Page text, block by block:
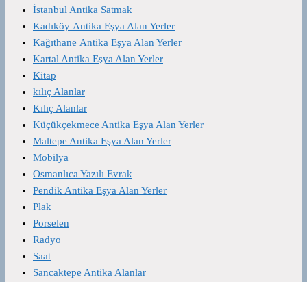
İstanbul Antika Satmak
Kadıköy Antika Eşya Alan Yerler
Kağıthane Antika Eşya Alan Yerler
Kartal Antika Eşya Alan Yerler
Kitap
kılıç Alanlar
Kılıç Alanlar
Küçükçekmece Antika Eşya Alan Yerler
Maltepe Antika Eşya Alan Yerler
Mobilya
Osmanlıca Yazılı Evrak
Pendik Antika Eşya Alan Yerler
Plak
Porselen
Radyo
Saat
Sancaktepe Antika Alanlar